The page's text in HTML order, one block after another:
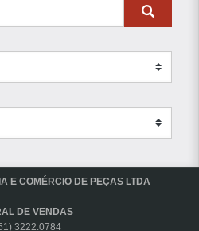
E COMÉRCIO DE PEÇAS LTDA
DE VENDAS
3222.0784